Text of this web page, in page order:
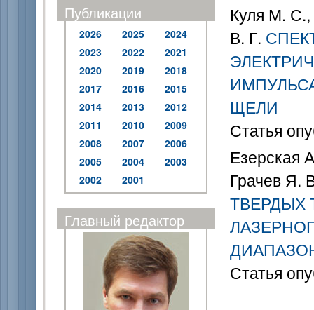
Публикации
2026 2025
2024
2023
2022
2021
2020
2019
2018
2017
2016
2015
2014
2013
2012
2011
2010
2009
2008
2007
2006
2005
2004
2003
2002
2001
Главный редактор
Куля М. С.,
В. Г.
ЩЕЛИ
Статья
Езерская
Грачев Я.
Статья